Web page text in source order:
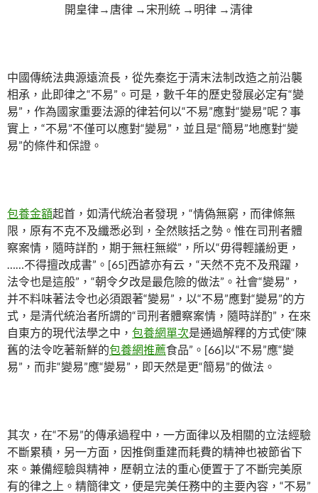
開皇律→唐律 →宋刑統 →明律 →清律
中國傳統法典源遠流長，從先秦迄于清末法制改造之前沿襲
相承，此即律之“不易”。可是，數千年的歷史發展必定有“變
易”，作為國家重要法源的律若何以“不易”應對“變易”呢？事
實上，“不易”不僅可以應對“變易”，並且是“簡易”地應對“變
易”的條件和保證。
包養金額起首，如清代統治者發現，“情偽無窮，而律條無
限，原有不克不及纖悉必到，全然賅括之勢。惟在司刑者體
察案情，隨時詳酌，期于無枉無縱”，所以“毋得輕議紛更，
……不得擅改成書”。[65]西諺亦有云，“天然不克不及飛躍，
法令也是這般”，“朝令夕改是最危險的做法”。社會“變易”，
并不料味著法令也必須跟著“變易”，以“不易”應對“變易”的方
式，是清代統治者所謂的“司刑者體察案情，隨時詳酌”，在來
自東方的現代法學之中， 包養網單次是通過解釋的方式使“陳
舊的法令吃著新鮮的包養網推薦食品”。[66]以“不易”應“變
易”，而非“變易”應“變易”，即天然是更“簡易”的做法。
其次，在“不易”的傳承過程中，一方面律以及相關的立法經驗
不斷累積，另一方面，因推倒重建而耗費的精神也被節省下
來。兼備經驗與精神，歷朝立法的重心便置于了不斷完美原
有的律之上。精簡律文，便是完美任務中的主要內容，“不易”